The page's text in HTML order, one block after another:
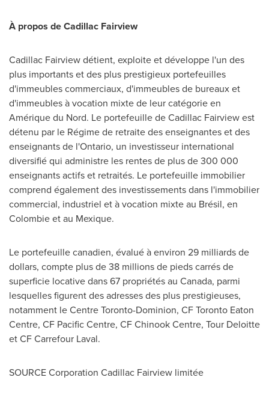
À propos deCadillac Fairview
Cadillac Fairviewdétient, exploite et développe l'un des
plus importants et des plus prestigieux portefeuilles
d'immeubles commerciaux, d'immeubles de bureaux et
d'immeubles à vocation mixte de leur catégorie en
Amérique du Nord. Le portefeuille deCadillac Fairviewest
détenu par le Régime de retraite des enseignantes et des
enseignants de l'Ontario, un investisseur international
diversifié qui administre les rentes de plus de 300 000
enseignants actifs et retraités. Le portefeuille immobilier
comprend également des investissements dans l'immobilier
commercial, industriel et à vocation mixte au Brésil, en
Colombie et au Mexique.
Le portefeuille canadien, évalué à environ 29 milliards de
dollars, compte plus de 38 millions de pieds carrés de
superficie locative dans 67 propriétés au Canada, parmi
lesquelles figurent des adresses des plus prestigieuses,
notamment le Centre Toronto-Dominion, CF Toronto Eaton
Centre, CF Pacific Centre, CF Chinook Centre, Tour Deloitte
et CF Carrefour Laval.
SOURCE Corporation Cadillac Fairview limitée